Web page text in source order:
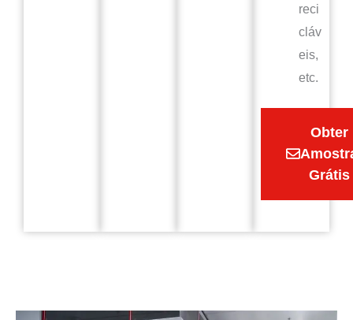
reci
cláv
eis,
etc.
Obter
Grátis